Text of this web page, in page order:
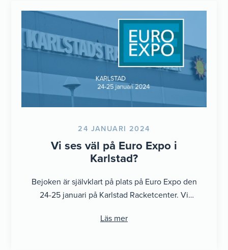
24 JANUARI 2024
Vi ses väl på Euro Expo i
Karlstad?
Bejoken är självklart på plats på Euro Expo den
24-25 januari på Karlstad Racketcenter. Vi
Läs mer